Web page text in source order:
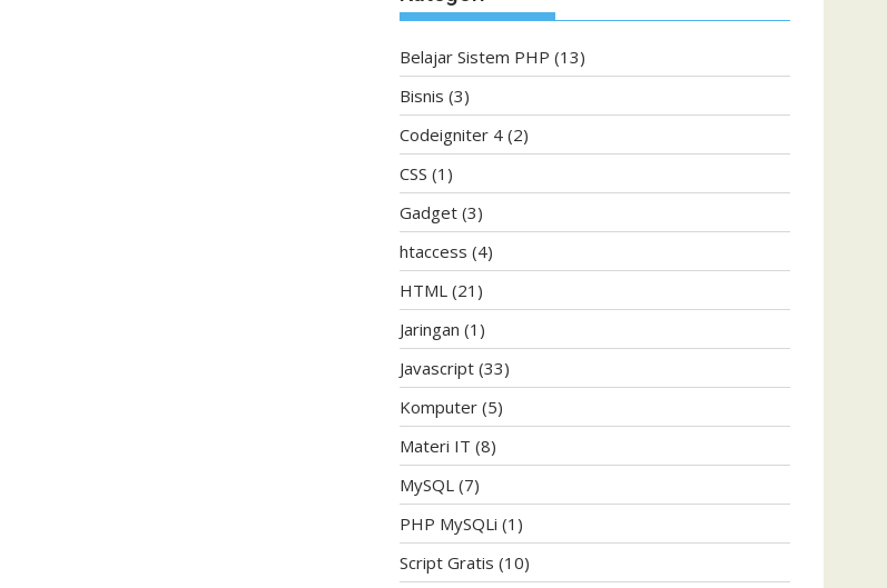
Belajar Sistem PHP (13)
Bisnis (3)
Codeigniter 4 (2)
CSS (1)
Gadget (3)
htaccess (4)
HTML (21)
Jaringan (1)
Javascript (33)
Komputer (5)
Materi IT (8)
MySQL (7)
PHP MySQLi (1)
Script Gratis (10)